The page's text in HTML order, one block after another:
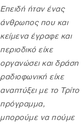
Επειδή ήταν ένας
άνθρωπος που και
κείμενα έγραφε και
περιοδικό είχε
οργανώσει και δράση
ραδιοφωνική είχε
αναπτύξει με το Τρίτο
πρόγραμμα,
μπορούμε να πούμε